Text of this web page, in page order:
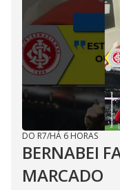
DO R7/HÁ 6 HORAS
BERNABEI
MARCADO